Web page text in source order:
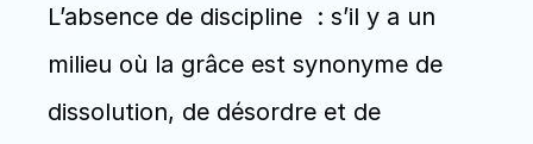
L’absence de discipline  : s’il y a un
milieu où la grâce est synonyme de
dissolution, de désordre et de